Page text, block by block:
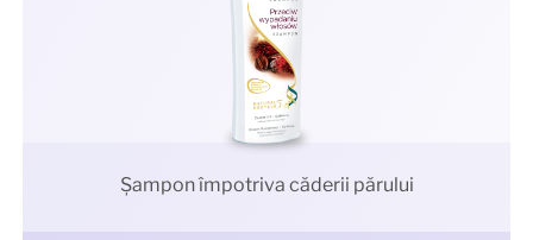
Şampon împotriva căderii părului